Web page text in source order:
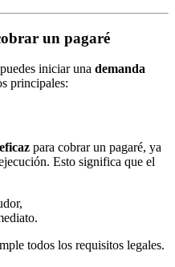
un pagaré
iniciar una demanda
principales:
para cobrar un pagaré, ya
Esto significa que el
todos los requisitos legales.